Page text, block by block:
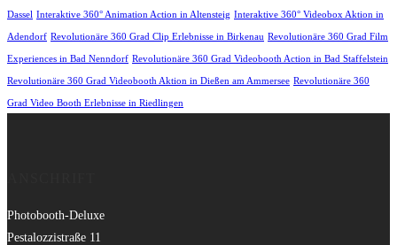
Dassel Interaktive 360° Animation Action in Altensteig Interaktive 360° Videobox Aktion in
Adendorf Revolutionäre 360 Grad Clip Erlebnisse in Birkenau Revolutionäre 360 Grad Film
Experiences in Bad Nenndorf Revolutionäre 360 Grad Videobooth Action in Bad Staffelstein
Revolutionäre 360 Grad Videobooth Aktion in Dießen am Ammersee Revolutionäre 360
Grad Video Booth Erlebnisse in Riedlingen
Photobooth-Deluxe
Pestalozzistraße 11